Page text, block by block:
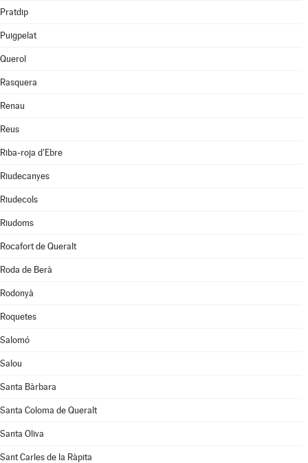
Pratdip
Puigpelat
Querol
Rasquera
Renau
Reus
Riba-roja d'Ebre
Riudecanyes
Riudecols
Riudoms
Rocafort de Queralt
Roda de Berà
Rodonyà
Roquetes
Salomó
Salou
Santa Bàrbara
Santa Coloma de Queralt
Santa Oliva
Sant Carles de la Ràpita